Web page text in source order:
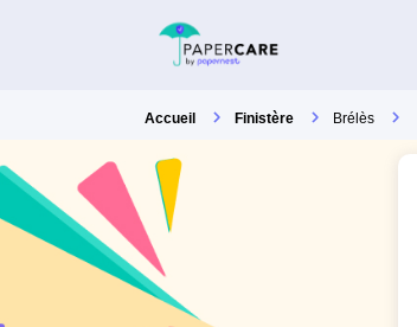
Accueil Finistère Brélès